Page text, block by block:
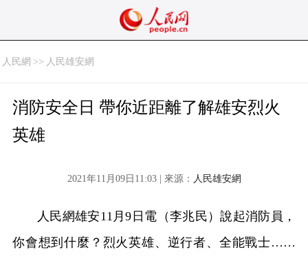
人民網 >> 人民雄安網
消防安全日 帶你近距離了解雄安烈火
英雄
2021年11月09日11:03 | 來源： 人民雄安網
人民網雄安11月9日電（李兆民）說起消防員，
你會想到什麼？烈火英雄、逆行者、全能戰士……